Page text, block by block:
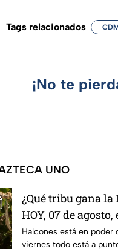
Tags relacionados
¡No te
UNO
¿Qué tribu gana
HOY, 07 de
La Reliquia en
Halcones está en poder
viernes todo está a